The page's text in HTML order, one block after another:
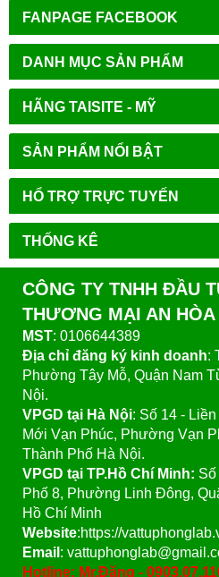
FANPAGE FACEBOOK
DANH MỤC SẢN PHẨM
HÃNG TAISITE - MỸ
SẢN PHẨM NỔI BẬT
HỔ TRỢ TRỰC TUYẾN
THỐNG KÊ
CÔNG TY TNHH ĐẦU
THƯƠNG MẠI AN HÒA
MST: 0106644389
Địa chỉ đăng ký kinh doanh:
Phường Tây Mỗ, Quận Nam
Nội.
VPGD tại Hà Nội: Số 14 -
Mới Vạn Phúc, Phường Vạn
Thành Phố Hà Nội.
VPGD tại TP.Hồ Chí Minh:
Phố 8, Phường Linh Đông,
Hồ Chí Minh
Website:https://
Email :
Hotline: Mr.Đăng -